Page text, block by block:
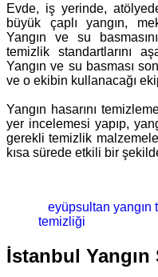
Evde, iş yerinde,
büyük çaplı yangın,
Yangın ve su
temizlik standartlarını
Yangın ve su basması
ve o ekibin kullanacağı
Yangın hasarını
yer incelemesi yapıp,
gerekli temizlik
kısa sürede etkili bir
eyüpsultan yangın
temizliği
İstanbul Yangın